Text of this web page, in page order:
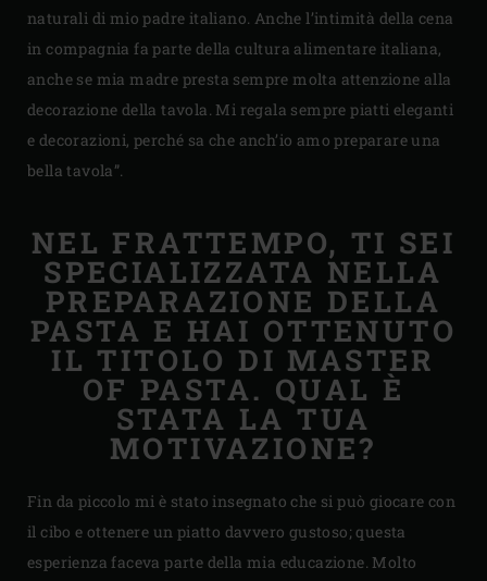
naturali di mio padre italiano. Anche l’intimità della cena
in compagnia fa parte della cultura alimentare italiana,
anche se mia madre presta sempre molta attenzione alla
decorazione della tavola. Mi regala sempre piatti eleganti
e decorazioni, perché sa che anch’io amo preparare una
bella tavola”.
NEL FRATTEMPO, TI SEI
SPECIALIZZATA NELLA
PREPARAZIONE DELLA
PASTA E HAI OTTENUTO
IL TITOLO DI MASTER
OF PASTA. QUAL È
STATA LA TUA
MOTIVAZIONE?
Fin da piccolo mi è stato insegnato che si può giocare con
il cibo e ottenere un piatto davvero gustoso; questa
esperienza faceva parte della mia educazione. Molto